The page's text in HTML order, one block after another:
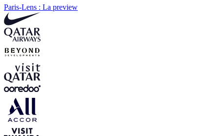
Paris-Lens : La preview